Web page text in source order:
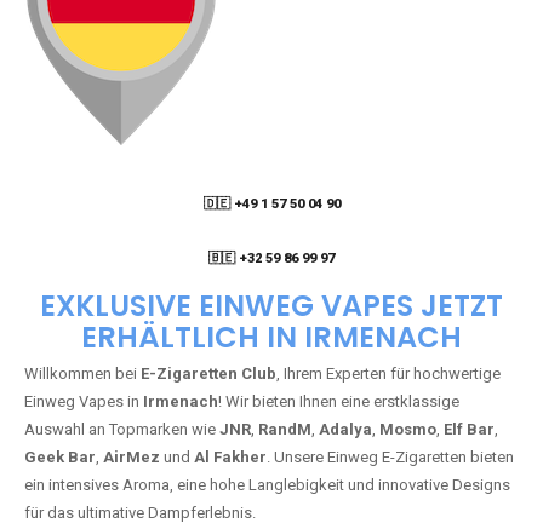
🇩🇪 +49 1 57 50 04 90
🇧🇪 +32 59 86 99 97
EXKLUSIVE EINWEG VAPES JETZT
ERHÄLTLICH IN IRMENACH
Willkommen bei E-Zigaretten Club, Ihrem Experten für hochwertige
Einweg Vapes in Irmenach! Wir bieten Ihnen eine erstklassige
Auswahl an Topmarken wie JNR, RandM, Adalya, Mosmo, Elf Bar,
Geek Bar, AirMez und Al Fakher. Unsere Einweg E-Zigaretten bieten
ein intensives Aroma, eine hohe Langlebigkeit und innovative Designs
für das ultimative Dampferlebnis.